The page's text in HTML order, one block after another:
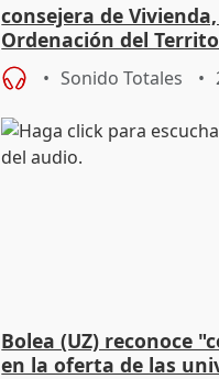
consejera de
Ordenación del
Sonido Totales
Bolea (UZ) reconoce
en la oferta de las